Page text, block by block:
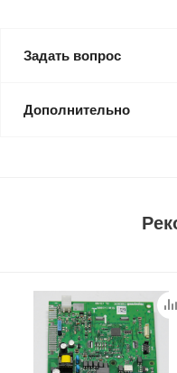
Задать вопрос
Дополнительно